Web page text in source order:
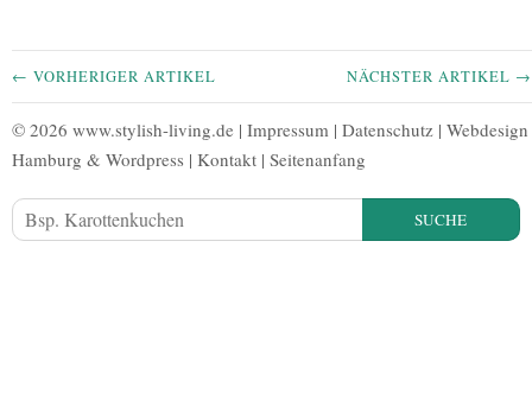
← VORHERIGER ARTIKEL NÄCHSTER ARTIKEL →
© 2026 www.stylish-living.de | Impressum | Datenschutz | Webdesign
Hamburg & Wordpress | Kontakt | Seitenanfang
SUCHE